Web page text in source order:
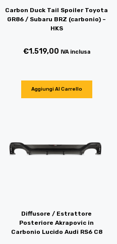
Carbon Duck Tail Spoiler Toyota
GR86 / Subaru BRZ (carbonio) –
HKS
€1.519,00 IVA inclusa
Aggiungi Al Carrello
Diffusore / Estrattore
Posteriore Akrapovic in
Carbonio Lucido Audi RS6 C8